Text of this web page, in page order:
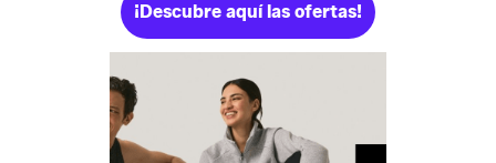
¡Descubre aquí las ofertas!